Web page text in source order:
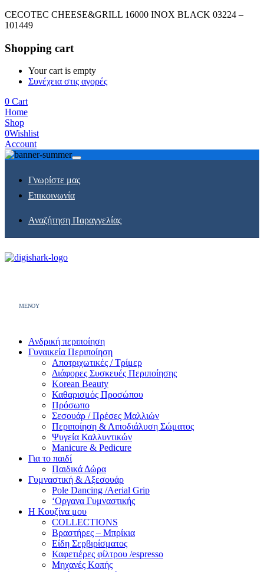
CECOTEC CHEESE&GRILL 16000 INOX BLACK 03224 –
101449
Shopping cart
Your cart is empty
Συνέχεια στις αγορές
0 Cart
Home
Shop
0Wishlist
Account
Γνωρίστε μας
Επικοινωνία
Αναζήτηση Παραγγελίας
MENOY
Ανδρική περιποίηση
Γυναικεία Περιποίηση
Αποτριχωτικές / Τρίμερ
Διάφορες Συσκευές Περιποίησης
Korean Beauty
Καθαρισμός Προσώπου
Πρόσωπο
Σεσουάρ / Πρέσες Μαλλιών
Περιποίηση & Λιποδιάλυση Σώματος
Ψυγεία Καλλυντικών
Manicure & Pedicure
Για το παιδί
Παιδικά Δώρα
Γυμναστική & Αξεσουάρ
Pole Dancing /Aerial Grip
‘Οργανα Γυμναστικής
Η Κουζίνα μου
COLLECTIONS
Βραστήρες – Μπρίκια
Είδη Σερβιρίσματος
Καφετιέρες φίλτρου /espresso
Μηχανές Κοπής